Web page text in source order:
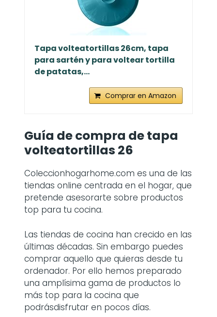
Tapa volteatortillas 26cm, tapa
para sartén y para voltear tortilla
de patatas,...
Comprar en Amazon
Guía de compra detapa
volteatortillas 26
Coleccionhogarhome.com es una de las
tiendas online centrada en el hogar, que
pretende asesorarte sobre productos
top para tu cocina.
Las tiendas de cocina han crecido en las
últimas décadas. Sin embargo puedes
comprar aquello que quieras desde tu
ordenador. Por ello hemos preparado
una amplísima gama de productos lo
más top para la cocina que
podrásdisfrutar en pocos días.